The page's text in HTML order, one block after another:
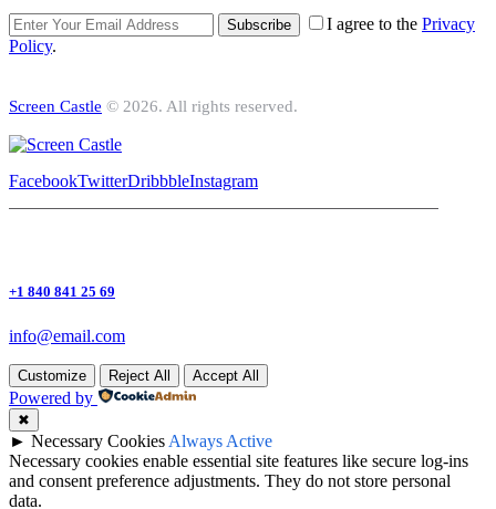
Subscribe I agree to the Privacy
Policy.
Screen Castle © 2026. All rights reserved.
FacebookTwitterDribbbleInstagram
+1 840 841 25 69
info@email.com
Customize Reject All Accept All
Powered by
✖
► Necessary Cookies Always Active
Necessary cookies enable essential site features like secure log-ins
and consent preference adjustments. They do not store personal
data.